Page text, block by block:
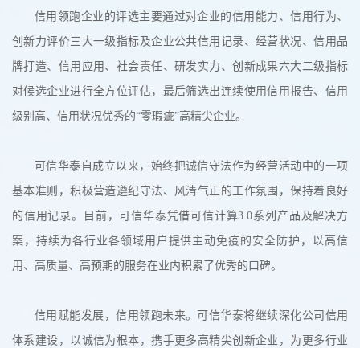
信用领跑企业的评选主要通过对企业的信用能力、信用行为、
创新力评价三大一级指标及企业公共信用记录、经营状况、信用品
牌打造、信用应用、社会责任、研发实力、创新成果六大二级指标
对候选企业进行全方位评估，最后筛选出连续使用信用报告、信用
级别高、信用状况优秀的“零瑕疵”高精尖企业。
可信华泰自成立以来，始终把诚信守法作为经营活动中的一项
基本准则，积极营造遵纪守法、风清气正的工作氛围，保持着良好
的信用记录。目前，可信华泰凭借可信计算3.0系列产品及解决方
案，持续为各行业各领域用户提供主动免疫的安全防护，以高信
用、高质量、高预期的服务在业内积累了优秀的口碑。
信用赋能发展，信用领跑未来。可信华泰将继续深化公司信用
体系建设，以诚信为根本，携手更多高精尖创新企业，为更多行业